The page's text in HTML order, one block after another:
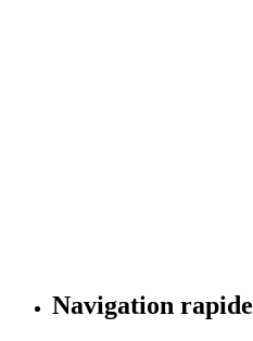
Navigation rapide